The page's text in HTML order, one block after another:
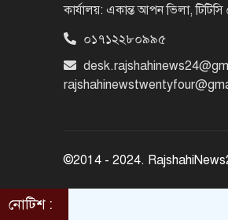
কার্যালয়: একান্ত আপন ভিলা,
০১৭১২২৮০৯৯৫
©2014 - 2024.
নোটিশ :